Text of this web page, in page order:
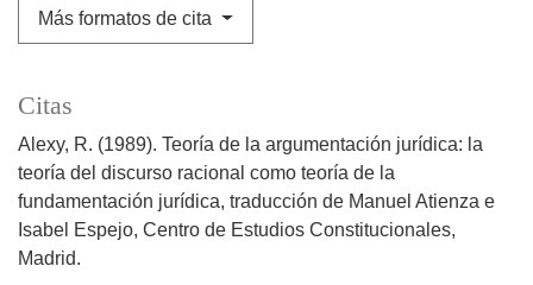
Más formatos de cita
Citas
Alexy, R. (1989). Teoría de la argumentación jurídica: la
teoría del discurso racional como teoría de la
fundamentación jurídica, traducción de Manuel Atienza e
Isabel Espejo, Centro de Estudios Constitucionales,
Madrid.